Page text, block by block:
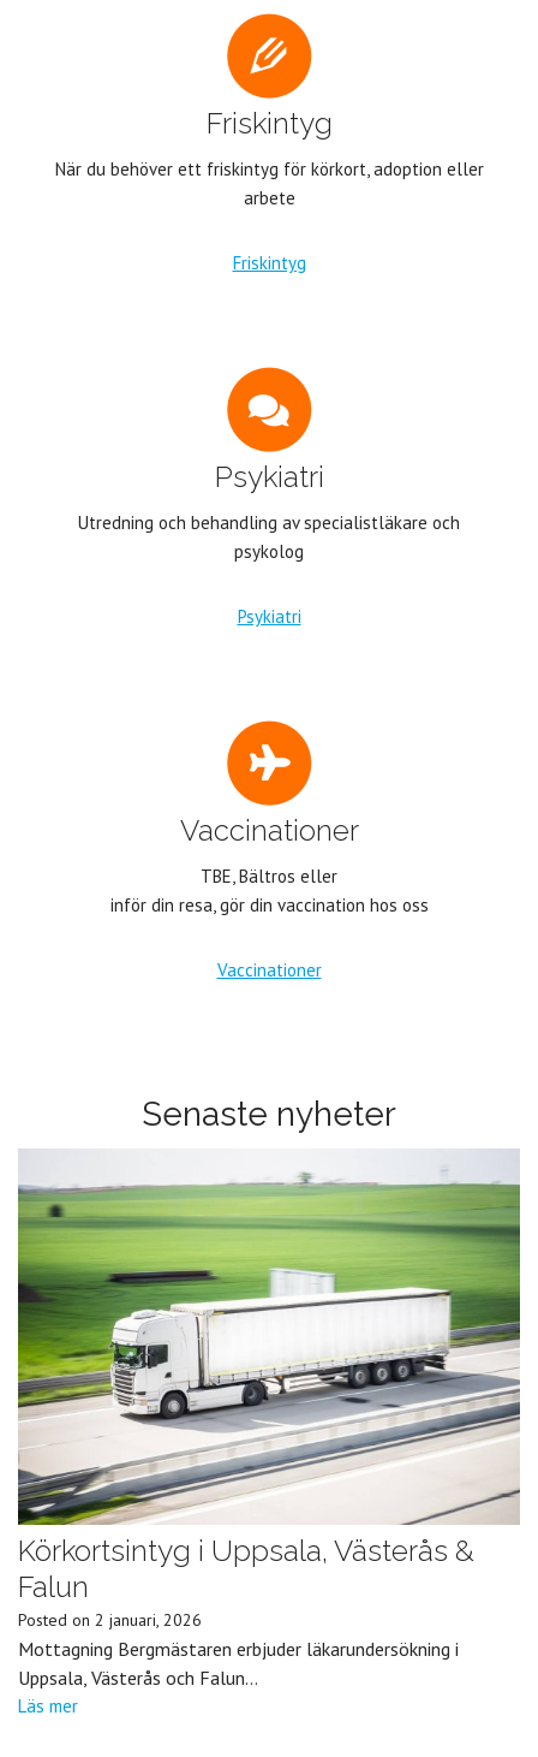
Friskintyg
När du behöver ett friskintyg för körkort, adoption eller
arbete
Friskintyg
Psykiatri
Utredning och behandling av specialistläkare och
psykolog
Psykiatri
Vaccinationer
TBE, Bältros eller
inför din resa, gör din vaccination hos oss
Vaccinationer
Senaste nyheter
Körkortsintyg i Uppsala, Västerås &
Falun
Posted on 2 januari, 2026
Mottagning Bergmästaren erbjuder läkarundersökning i
Uppsala, Västerås och Falun…
Läs mer